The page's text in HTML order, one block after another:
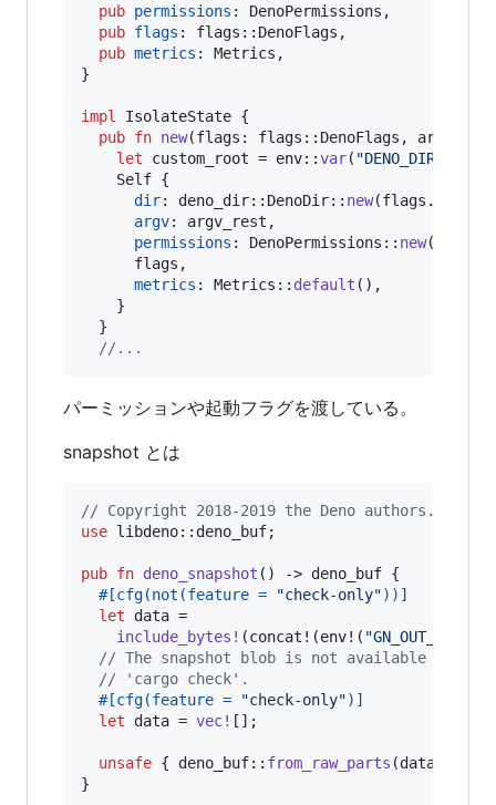
pub permissions : DenoPermissions ,
pub flags : flags :: DenoFlags ,
pub metrics : Metrics ,
}
impl IsolateState {
pub fn new(flags : flags :: DenoFlags ,
argv_rest
let custom_root = env::var( "DENO_DIR"
Self {
dir: deno_dir:: DenoDir:: new(flags .
argv: argv_rest ,
permissions : DenoPermissions :: new(
      flags
,
metrics : Metrics :: default ( ) ,
}
}
//...
パーミッションや起動フラグを渡している。
snapshot とは
// Copyright 2018-2019 the Deno authors. All
use libdeno:: deno_buf;
pub fn deno_snapshot ( ) -> deno_buf {
#[cfg(not (feature = "check-only") ) ]
let data =
include_bytes ! (concat! (env! ( "GN_OUT_DIR"
// The snapshot blob is not available when
// 'cargo check'.
#[cfg(feature = "check-only") ]
let data = vec! [ ] ;
unsafe { deno_buf:: from_raw_parts (data
}